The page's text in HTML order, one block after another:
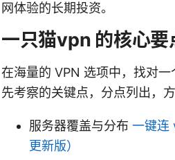
网体验的长期投资。
一只猫vpn 的核心要
在海量的 VPN 选项中，找对
先考察的关键点，分点列出，
服务器覆盖与分布 一键连
更新版）